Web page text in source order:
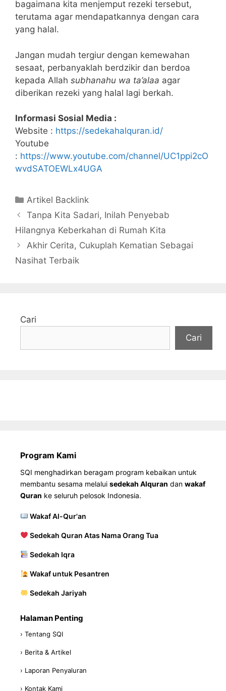
bagaimana kita menjemput rezeki tersebut,
terutama agar mendapatkannya dengan cara
yang halal.
Jangan mudah tergiur dengan kemewahan
sesaat, perbanyaklah berdzikir dan berdoa
kepada Allah subhanahu wa ta’alaa agar
diberikan rezeki yang halal lagi berkah.
Informasi Sosial Media :
Website : https://sedekahalquran.id/
Youtube
: https://www.youtube.com/channel/UC1ppi2cO
wvdSATOEWLx4UGA
Kategori
Artikel Backlink
Tanpa Kita Sadari, Inilah Penyebab
Hilangnya Keberkahan di Rumah Kita
Akhir Cerita, Cukuplah Kematian Sebagai
Nasihat Terbaik
Cari
Cari
Program Kami
SQI menghadirkan beragam program kebaikan untuk
membantu sesama melalui sedekah Alquran dan wakaf
Quran ke seluruh pelosok Indonesia.
Wakaf Al-Qur'an
Sedekah Quran Atas Nama Orang Tua
Sedekah Iqra
Wakaf untuk Pesantren
Sedekah Jariyah
Halaman Penting
› Tentang SQI
› Berita & Artikel
› Laporan Penyaluran
› Kontak Kami